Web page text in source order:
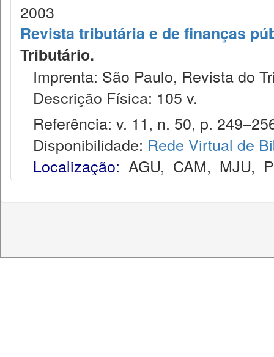
2003
Revista tributária e de finanças
Tributário.
Imprenta: São Paulo, Revista do
Descrição Física: 105 v.
Referência: v. 11, n. 50, p.
Disponibilidade: Rede Virtual de
Localização: AGU, CAM, MJU,